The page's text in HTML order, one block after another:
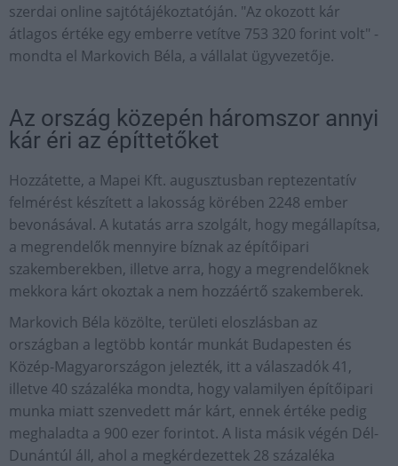
szerdai online sajtótájékoztatóján. "Az okozott kár
átlagos értéke egy emberre vetítve 753 320 forint volt" -
mondta el Markovich Béla, a vállalat ügyvezetője.
Az ország közepén háromszor annyi
kár éri az építtetőket
Hozzátette, a Mapei Kft. augusztusban reptezentatív
felmérést készített a lakosság körében 2248 ember
bevonásával. A kutatás arra szolgált, hogy megállapítsa,
a megrendelők mennyire bíznak az építőipari
szakemberekben, illetve arra, hogy a megrendelőknek
mekkora kárt okoztak a nem hozzáértő szakemberek.
Markovich Béla közölte, területi eloszlásban az
országban a legtöbb kontár munkát Budapesten és
Közép-Magyarországon jelezték, itt a válaszadók 41,
illetve 40 százaléka mondta, hogy valamilyen építőipari
munka miatt szenvedett már kárt, ennek értéke pedig
meghaladta a 900 ezer forintot. A lista másik végén Dél-
Dunántúl áll, ahol a megkérdezettek 28 százaléka